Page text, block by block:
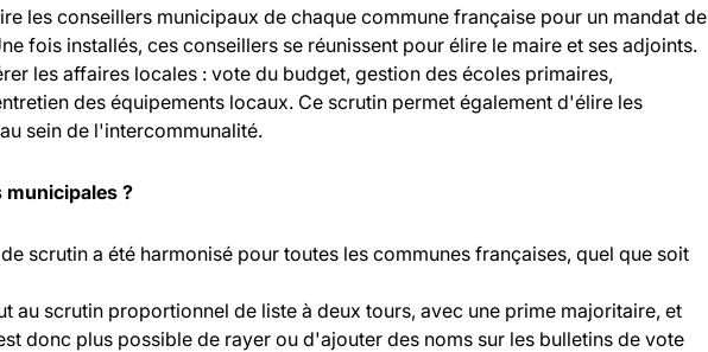
les conseillers municipaux de chaque commune française pour un mandat de
fois installés, ces conseillers se réunissent pour élire le maire et ses adjoints.
les affaires locales : vote du budget, gestion des écoles primaires,
des équipements locaux. Ce scrutin permet également d'élire les
sein de l'intercommunalité.
?
scrutin a été harmonisé pour toutes les communes françaises, quel que soit
au scrutin proportionnel de liste à deux tours, avec une prime majoritaire, et
donc plus possible de rayer ou d'ajouter des noms sur les bulletins de vote